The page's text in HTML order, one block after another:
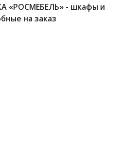
«РОСМЕБЕЛЬ» - шкафы и
на заказ